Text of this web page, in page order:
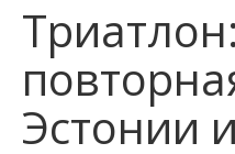
Триатлон:
Эстонии